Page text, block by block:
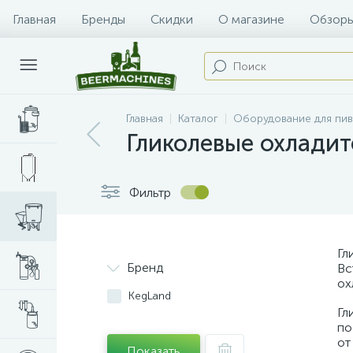
Главная Бренды Скидки О магазине
Главная Каталог Оборудование для
Гликолевые
Фильтр
Бренд
KegLand